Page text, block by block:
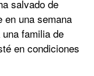
salvado de
en una semana
familia de
en condiciones